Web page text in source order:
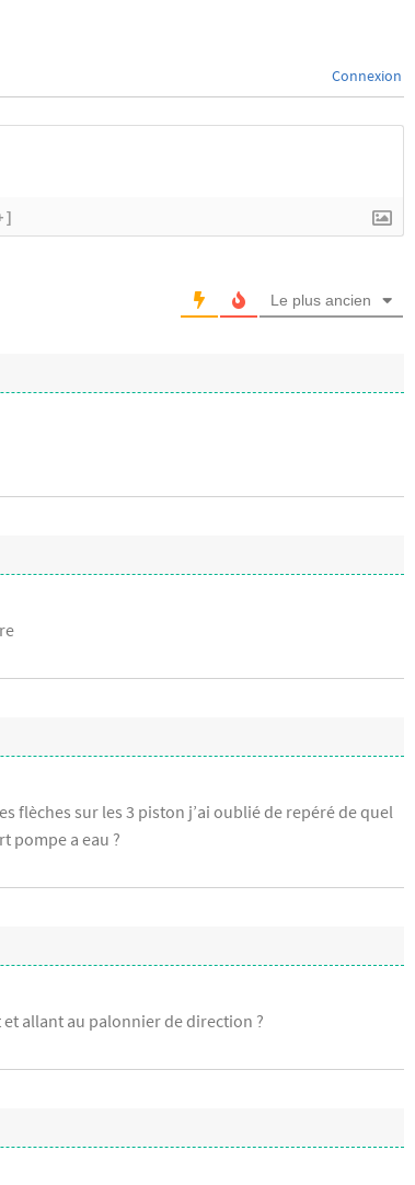
Connexion
Le plus ancien
flèches sur les 3 piston j’ai oublié de repéré de quel
pompe a eau ?
et allant au palonnier de direction ?